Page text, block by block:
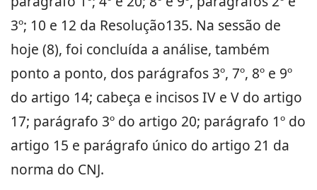
3º; 10 e 12 da Resolução135. Na sessão de
hoje (8), foi concluída a análise, também
ponto a ponto, dos parágrafos 3º, 7º, 8º e 9º
do artigo 14; cabeça e incisos IV e V do artigo
17; parágrafo 3º do artigo 20; parágrafo 1º do
artigo 15 e parágrafo único do artigo 21 da
norma do CNJ.